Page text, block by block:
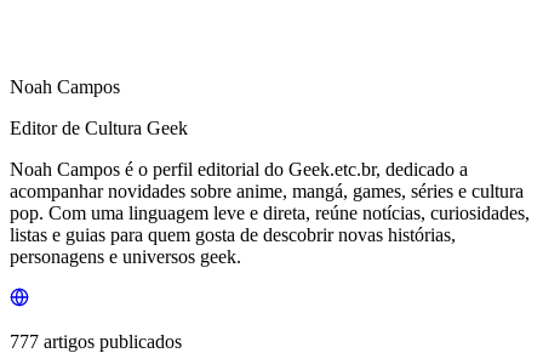
Noah Campos
Editor de Cultura Geek
Noah Campos é o perfil editorial do Geek.etc.br, dedicado a
acompanhar novidades sobre anime, mangá, games, séries e cultura
pop. Com uma linguagem leve e direta, reúne notícias, curiosidades,
listas e guias para quem gosta de descobrir novas histórias,
personagens e universos geek.
777 artigos publicados